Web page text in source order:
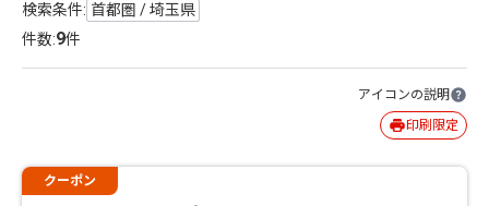
検索条件: 首都圏 / 埼玉県
件数:9件
アイコンの説明
印刷限定
クーポン